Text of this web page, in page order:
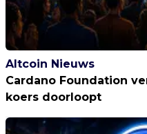
Altcoin Nieuws
Cardano Foundation
koers doorloopt